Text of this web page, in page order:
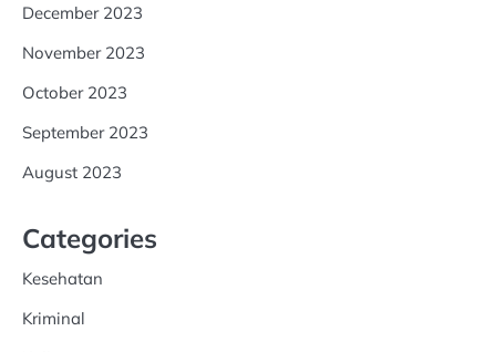
December 2023
November 2023
October 2023
September 2023
August 2023
Categories
Kesehatan
Kriminal